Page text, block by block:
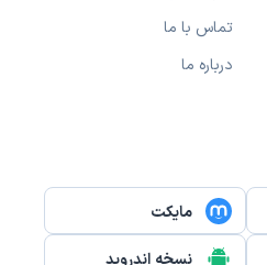
تماس با ما
درباره ما
مایکت
نسخه اندروید